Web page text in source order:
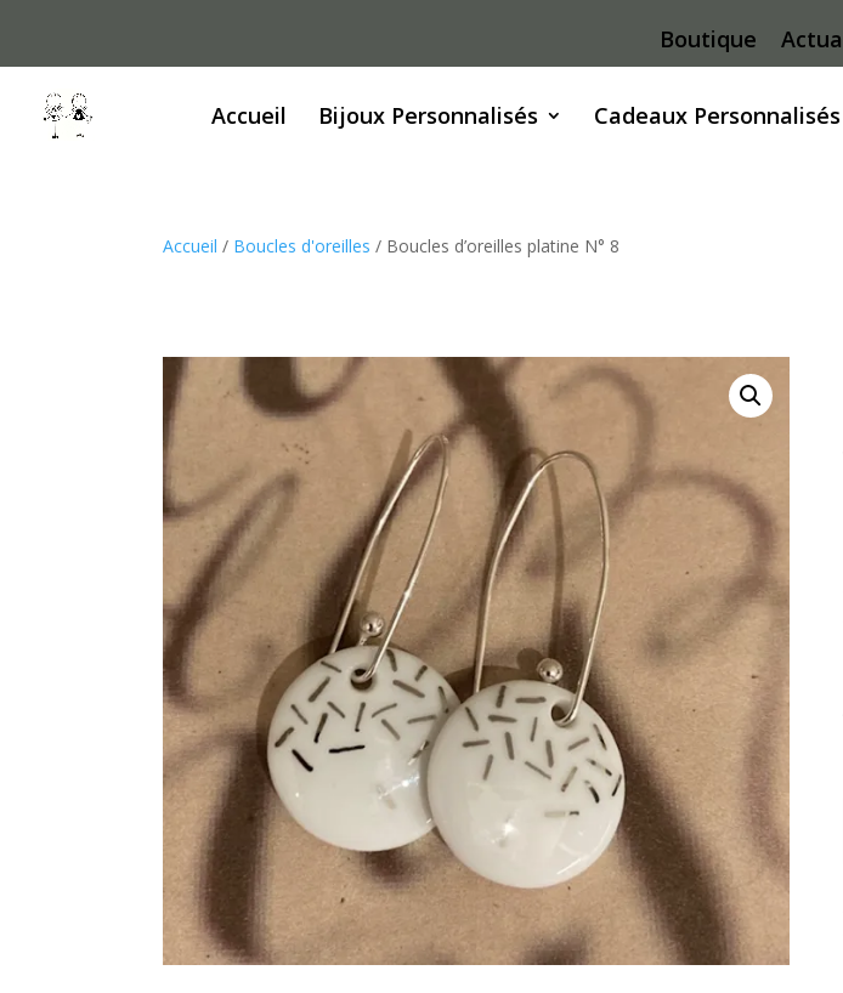
Boutique
Accueil
Bijoux Personnalisés Cadeaux Personnalisés
Accueil / Boucles d'oreilles / Boucles d’oreilles platine N° 8